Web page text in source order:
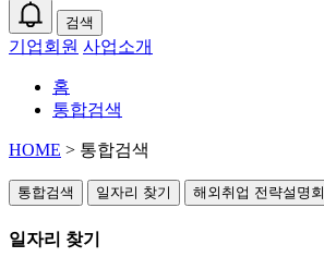
검색
기업회원 사업소개
홈
통합검색
HOME > 통합검색
통합검색 일자리 찾기 해외취업 전략설명회
일자리 찾기